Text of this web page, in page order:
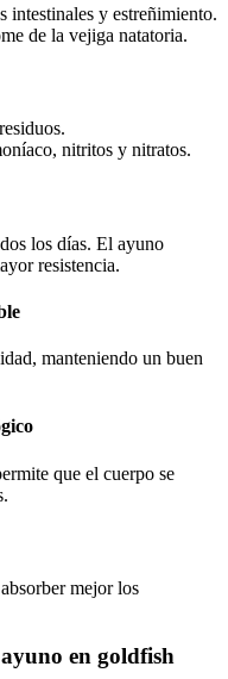
intestinales y estreñimiento.
de la vejiga natatoria.
nitritos y nitratos.
los días. El ayuno
resistencia.
manteniendo un buen
que el cuerpo se
mejor los
en goldfish